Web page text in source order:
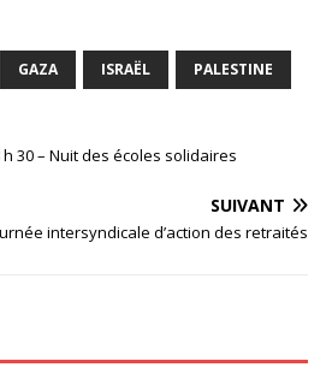
GAZA ISRAËL PALESTINE
30 – Nuit des écoles solidaires
SUIVANT
intersyndicale d’action des retraités